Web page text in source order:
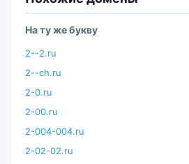
На ту же букву
2--2.ru
2--ch.ru
2-0.ru
2-00.ru
2-004-004.ru
2-02-02.ru